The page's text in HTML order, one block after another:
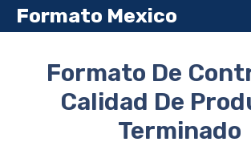
Saltar
al
Formato Mexico
Formato De
Calidad De
Terminado